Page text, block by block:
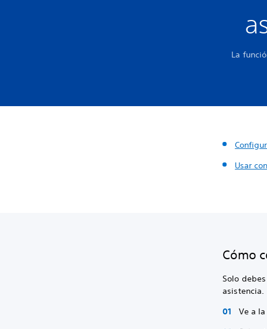
La
Usar
Cómo
Solo
asistencia.
Ve a